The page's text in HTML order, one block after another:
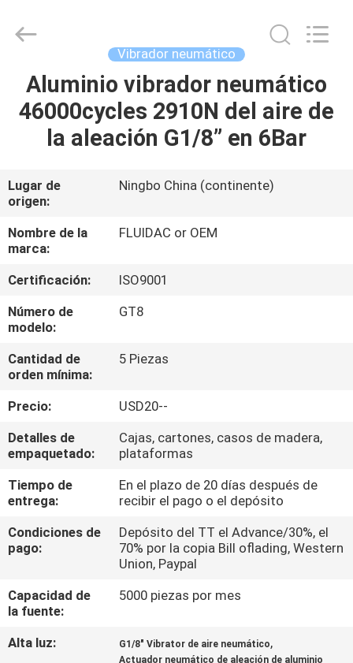
HOGAR
PRODUCTOS
VIDEOS
SOBRE
NOSOTROS
VIAJE
DE
LA
CONTROL
CALIDAD
ÉNTRENOS
CONTACTO
FLUID
AUTOMATIC
Reserved.
Vibrador neumático
Aluminio vibrador neumático
46000cycles 2910N del aire de
la aleación G1/8” en 6Bar
Lugar de
origen:
Ningbo China (continente)
Nombre de la
marca:
FLUIDAC or OEM
Certificación:
ISO9001
Número de
modelo:
GT8
Cantidad de
orden mínima:
5 Piezas
Precio:
USD20--
Detalles de
empaquetado:
Cajas, cartones, casos de madera,
plataformas
Tiempo de
entrega:
En el plazo de 20 días después de
recibir el pago o el depósito
Condiciones de
pago:
Depósito del TT el Advance/30%, el
70% por la copia Bill oflading, Western
Union, Paypal
Capacidad de
la fuente:
5000 piezas por mes
Alta luz: G1/8" Vibrator de aire neumático,
Actuador neumático de aleación de aluminio